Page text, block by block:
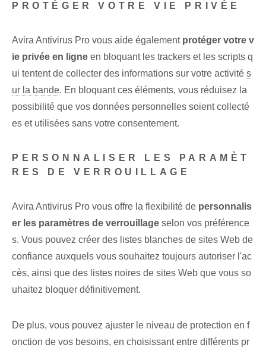
PROTÉGER VOTRE VIE PRIVÉE
Avira Antivirus Pro vous aide également protéger votre v
ie privée en ligne en bloquant les trackers et les scripts q
ui tentent de collecter des informations sur votre activité s
ur la bande.⁤ En bloquant ces éléments, vous réduisez la
possibilité que vos données personnelles soient collecté
es et utilisées sans⁤ votre consentement.
PERSONNALISER LES PARAMÈT
RES DE VERROUILLAGE
Avira Antivirus‍ Pro vous offre la flexibilité de personnalis
er les paramètres de verrouillage selon vos préférence
s. Vous pouvez créer des listes blanches de sites Web de
confiance auxquels vous souhaitez toujours autoriser l'ac
cès, ainsi que des listes noires de sites Web que vous so
uhaitez bloquer définitivement.
De plus, vous pouvez ajuster le niveau de protection en f
onction de vos besoins, en choisissant entre différents pr